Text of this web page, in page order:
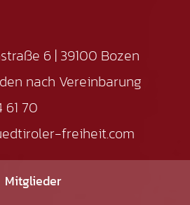
6 | 39100 Bozen
nach Vereinbarung
61 70
freiheit.com
Mitglieder